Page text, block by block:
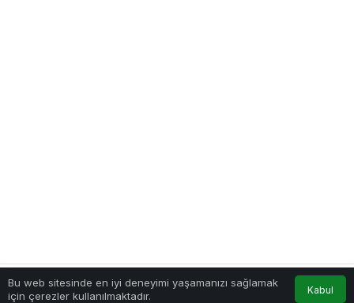
Bu web sitesinde en iyi deneyimi yaşamanızı sağlamak
için çerezler kullanılmaktadır.
Kabul
Anasayfa